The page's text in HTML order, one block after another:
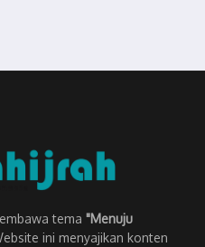
tema "Menuju
ini menyajikan konten